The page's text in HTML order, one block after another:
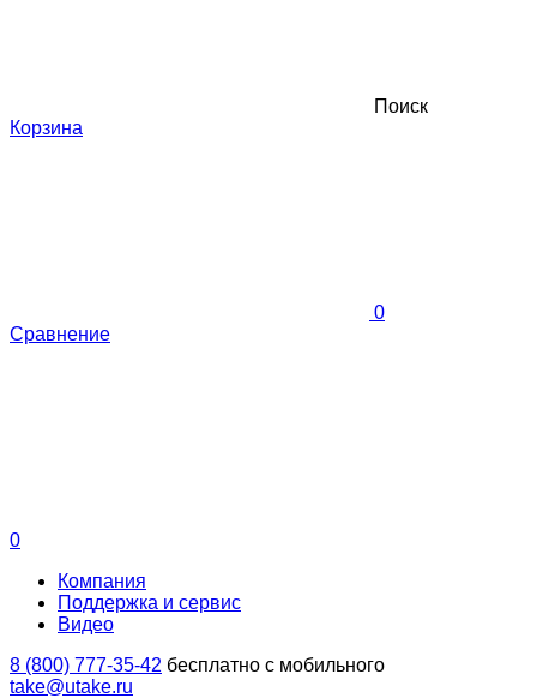
Поиск
Корзина
0
Сравнение
0
Компания
Поддержка и сервис
Видео
8 (800) 777-35-42 бесплатно с мобильного
take@utake.ru